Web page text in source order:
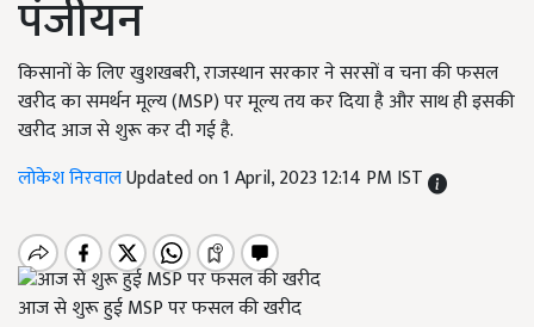
पंजीयन
किसानों के लिए खुशखबरी, राजस्थान सरकार ने सरसों व चना की फसल
खरीद का समर्थन मूल्य (MSP) पर मूल्य तय कर दिया है और साथ ही इसकी
खरीद आज से शुरू कर दी गई है.
लोकेश निरवालUpdated on 1 April, 2023 12:14 PM IST
आज से शुरू हुई MSP पर फसल की खरीद